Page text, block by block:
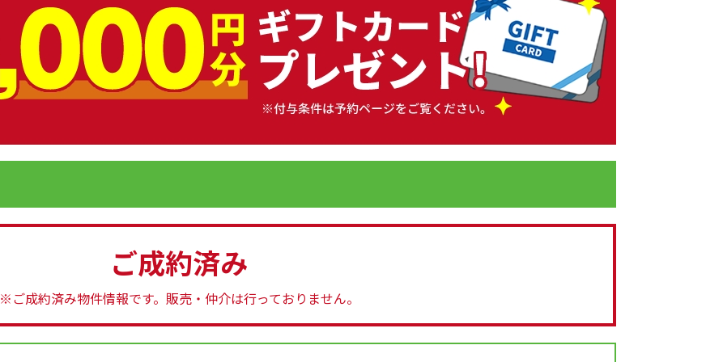
ご成約済み
※ご成約済み物件情報です。 販売・仲介は行っておりません。